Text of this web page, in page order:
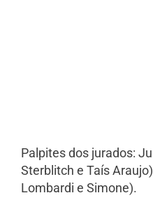
Palpites dos jurados:
Sterblitch e Taís
Lombardi e Simone).